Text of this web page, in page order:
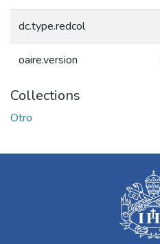
dc.type.redcol
oaire.version
Collections
Otro